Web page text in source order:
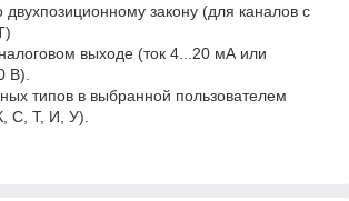
двухпозиционному закону (для каналов с
выходе (ток 4...20 мА или
В).
типов в выбранной пользователем
С, Т, И, У).